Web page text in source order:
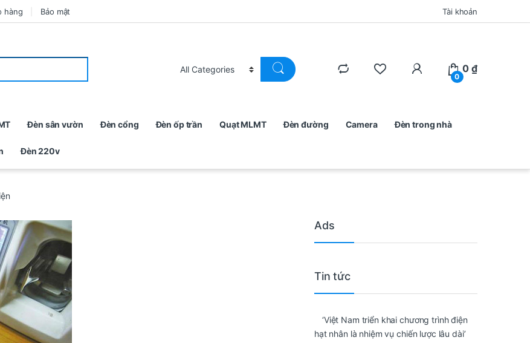
hàng Bảo mật Tài khoản
0
0₫
Đèn sân vườn Đèn cổng Đèn ốp trần Quạt MLMT Đèn đường Camera Đèn trong nhà
Đèn 220v
Ads
Tin tức
‘Việt Nam triển khai chương trình điện
hạt nhân là nhiệm vụ chiến lược lâu dài’